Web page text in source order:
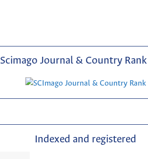
Scimago Journal & Country Rank
Indexed and registered